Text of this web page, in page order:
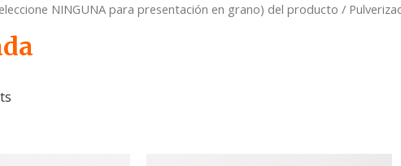
NINGUNA para presentación en grano) del producto /